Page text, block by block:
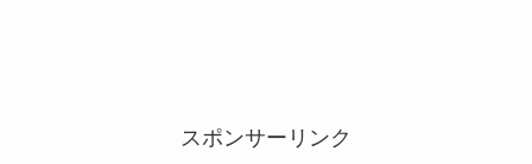
スポンサーリンク